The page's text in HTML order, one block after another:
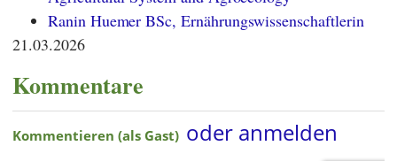
Ranin Huemer BSc, Ernährungswissenschaftlerin
21.03.2026
Kommentare